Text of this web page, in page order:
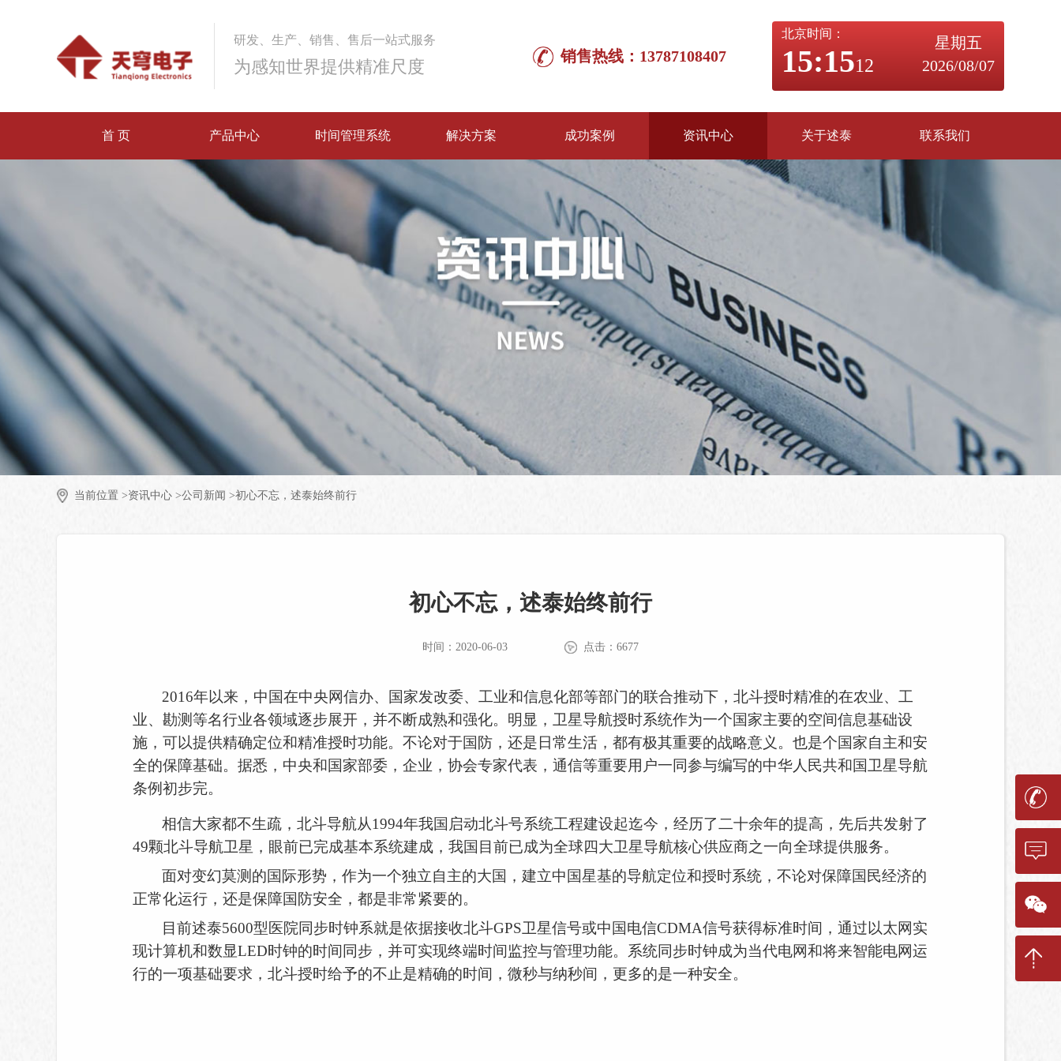
研发、生产、销售、售后一站式服务
为感知世界提供精准尺度
销售热线：13787108407
北京时间：
15:1513
星期五
2026/08/07
首 页 产品中心 时间管理系统 解决方案 成功案例 资讯中心 关于述泰 联系我们
当前位置 >资讯中心 >公司新闻 >初心不忘，述泰始终前行
初心不忘，述泰始终前行
时间：2020-06-03 点击：6677
2016年以来，中国在中央网信办、国家发改委、工业和信息化部等部门的联合推动下， 北斗授时精准的在农业、工
业、勘测等名行业各领域逐步展开，并不断成熟和强化。明显，卫星导航授时系统作为一个国家主要的空间信息基础设
施，可以提供精确定位和精准授时功能。不论对于国防，还是日常生活，都有极其重要的战略意义。也是个国家自主和安
全的保障基础。据悉，中央和国家部委，企业，协会专家代表，通信等重要用户一同参与编写的中华人民共和国卫星导航
条例初步完。
相信大家都不生疏，北斗导航从1994年我国启动北斗号系统工程建设起迄今，经历了二十余年的提高，先后共发射了
49颗北斗导航卫星，眼前已完成基本系统建成，我国目前已成为全球四大卫星导航核心供应商之一向全球提供服务。
面对变幻莫测的国际形势，作为一个独立自主的大国，建立中国星基的导航定位和授时系统，不论对保障国民经济的
正常化运行，还是保障国防安全，都是非常紧要的。
目前述泰5600型医院同步时钟系就是依据接收北斗GPS卫星信号或中国电信CDMA信号获得标准时间，通过以太网实
现计算机和数显LED时钟的时间同步，并可实现终端时间监控与管理功能。系统同步时钟成为当代电网和将来智能电网运
行的一项基础要求， 北斗授时给予的不止是精确的时间，微秒与纳秒间，更多的是一种安全。